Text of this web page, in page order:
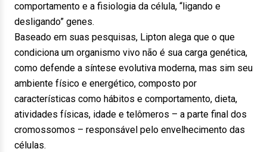
comportamento e a fisiologia da célula, “ligando e
desligando” genes.
Baseado em suas pesquisas, Lipton alega que o que
condiciona um organismo vivo não é sua carga genética,
como defende a síntese evolutiva moderna, mas sim seu
ambiente físico e energético, composto por
características como hábitos e comportamento, dieta,
atividades físicas, idade e telômeros – a parte final dos
cromossomos – responsável pelo envelhecimento das
células.